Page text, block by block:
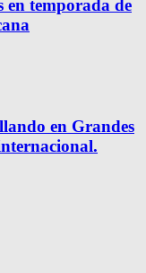
en temporada de
en Grandes